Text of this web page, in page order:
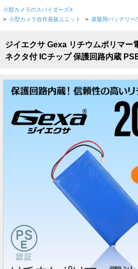
小型カメラのスパイダーズX
> 小型カメラ自作基板ユニット > 基盤用バッテリー
ジイエクサ Gexa リチウムポリマー
ネクタ付 ICチップ 保護回路内蔵